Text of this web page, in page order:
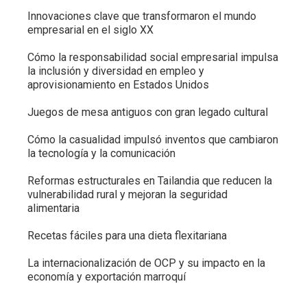
Innovaciones clave que transformaron el mundo
empresarial en el siglo XX
Cómo la responsabilidad social empresarial impulsa
la inclusión y diversidad en empleo y
aprovisionamiento en Estados Unidos
Juegos de mesa antiguos con gran legado cultural
Cómo la casualidad impulsó inventos que cambiaron
la tecnología y la comunicación
Reformas estructurales en Tailandia que reducen la
vulnerabilidad rural y mejoran la seguridad
alimentaria
Recetas fáciles para una dieta flexitariana
La internacionalización de OCP y su impacto en la
economía y exportación marroquí